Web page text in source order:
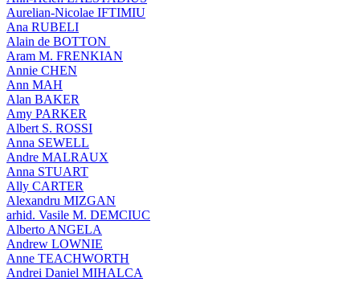
Aurelian-Nicolae IFTIMIU
Ana RUBELI
Alain de BOTTON
Aram Μ. FRENKIAN
Annie CHEN
Ann MAH
Alan BAKER
Amy PARKER
Albert S. ROSSI
Anna SEWELL
Andre MALRAUX
Anna STUART
Ally CARTER
Alexandru MIZGAN
arhid. Vasile M. DEMCIUC
Alberto ANGELA
Andrew LOWNIE
Anne TEACHWORTH
Andrei Daniel MIHALCA